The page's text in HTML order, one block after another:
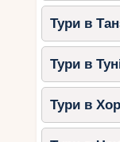
Тури в
Тури в
Тури в